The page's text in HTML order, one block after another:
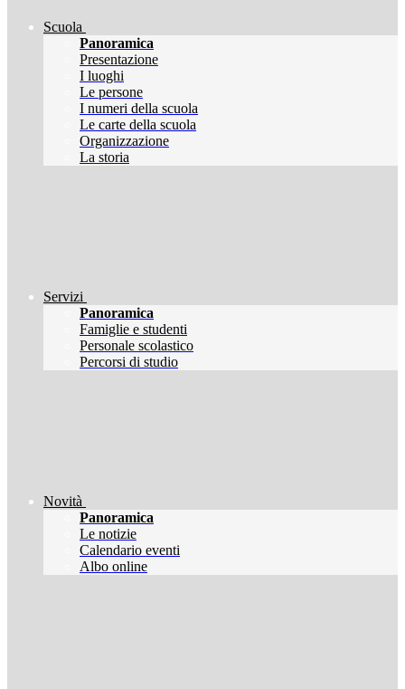
Scuola
Panoramica
Presentazione
I luoghi
Le persone
I numeri della scuola
Le carte della scuola
Organizzazione
La storia
Servizi
Panoramica
Famiglie e studenti
Personale scolastico
Percorsi di studio
Novità
Panoramica
Le notizie
Calendario eventi
Albo online